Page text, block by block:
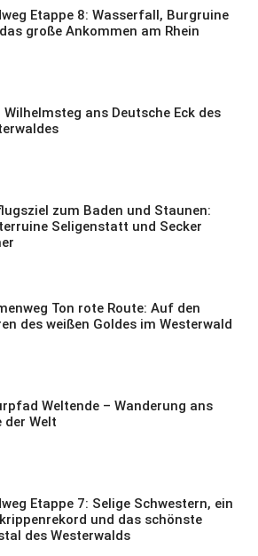
Etappe 8: Wasserfall, Burgruine
große Ankommen am Rhein
Wilhelmsteg ans Deutsche Eck des
zum Baden und Staunen:
Seligenstatt und Secker
Ton rote Route: Auf den
des weißen Goldes im Westerwald
Weltende – Wanderung ans
der Welt
Etappe 7: Selige Schwestern, ein
und das schönste
des Westerwalds